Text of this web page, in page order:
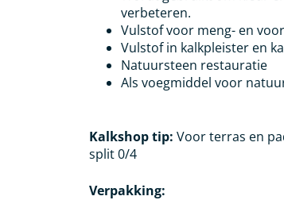
verbeteren.
Vulstof voor meng- en
Vulstof in kalkpleister en
Natuursteen restauratie
Als voegmiddel voor
Kalkshop tip: Voor terras en
split 0/4
Verpakking: